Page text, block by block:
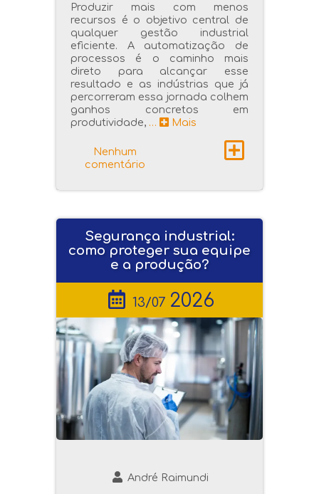
Produzir mais com menos
recursos é o objetivo central de
qualquer gestão industrial
eficiente. A automatização de
processos é o caminho mais
direto para alcançar esse
resultado e as indústrias que já
percorreram essa jornada colhem
ganhos concretos em
produtividade, … Mais
Nenhum
comentário
Segurança industrial:
como proteger sua equipe
e a produção?
13/07 2026
André Raimundi